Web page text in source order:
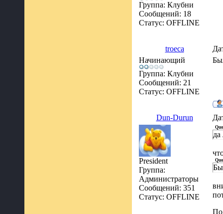
Группа: Клубни
Сообщений: 18
Статус: OFFLINE
troeca
Начинающий
Группа: Клубни
Сообщений: 21
Статус: OFFLINE
Dun-Durun
President
Группа:
Администраторы
Сообщений: 351
Статус: OFFLINE
да
По